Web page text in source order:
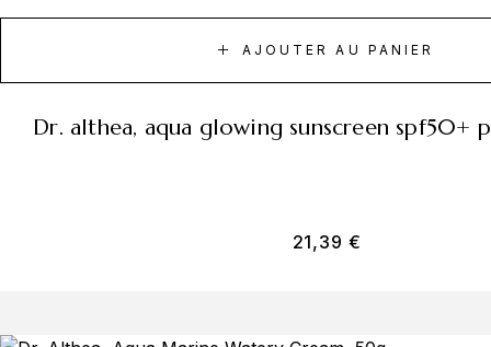
AJOUTER AU PANIER
dr. althea, aqua glowing sunscreen spf50+
21,39 €